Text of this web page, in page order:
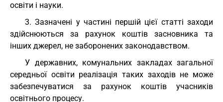
освіти і науки.
3. Зазначені у частині першій цієї статті заходи
здійснюються за рахунок коштів засновника та
інших джерел, не заборонених законодавством.
У державних, комунальних закладах загальної
середньої освіти реалізація таких заходів не може
забезпечуватися за рахунок коштів учасників
освітнього процесу.